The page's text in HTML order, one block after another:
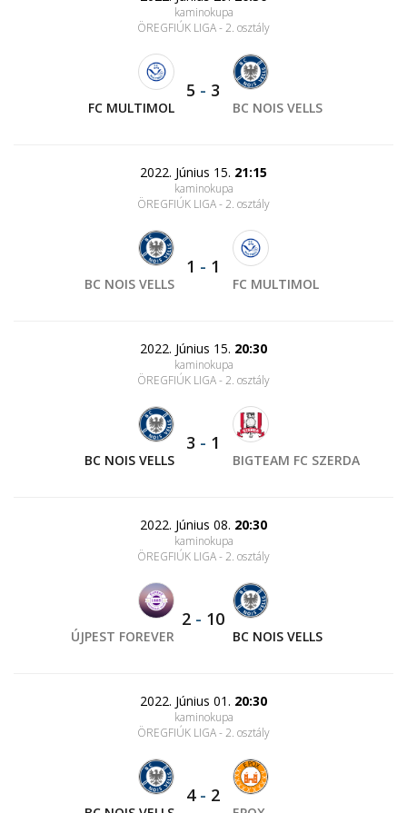
kaminokupa
ÖREGFIÚK LIGA - 2. osztály
FC MULTIMOL
5 - 3
BC NOIS VELLS
2022. Június 15. 21:15
kaminokupa
ÖREGFIÚK LIGA - 2. osztály
BC NOIS VELLS
1 - 1
FC MULTIMOL
2022. Június 15. 20:30
kaminokupa
ÖREGFIÚK LIGA - 2. osztály
BC NOIS VELLS
3 - 1
BIGTEAM FC SZERDA
2022. Június 08. 20:30
kaminokupa
ÖREGFIÚK LIGA - 2. osztály
ÚJPEST FOREVER
2 - 10
BC NOIS VELLS
2022. Június 01. 20:30
kaminokupa
ÖREGFIÚK LIGA - 2. osztály
4- 2